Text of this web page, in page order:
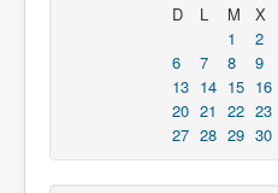
D
L M X
1
2
6
7 8 9
13 14 15 16
20 21 22 23
27 28 29 30